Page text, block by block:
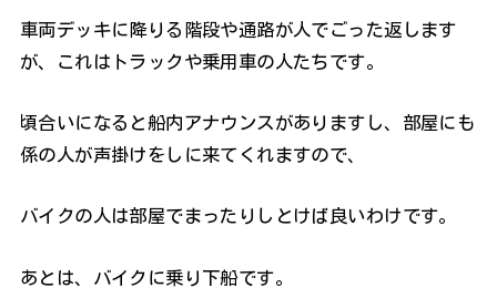
車両デッキに降りる階段や通路が人でごった返します
が、これはトラックや乗用車の人たちです。
頃合いになると船内アナウンスがありますし、部屋にも
係の人が声掛けをしに来てくれますので、
バイクの人は部屋でまったりしとけば良いわけです。
あとは、バイクに乗り下船です。